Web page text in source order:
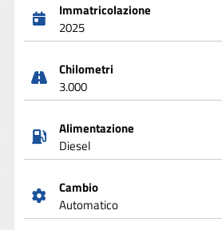
Immatricolazione
2025
Chilometri
3.000
Alimentazione
Diesel
Cambio
Automatico